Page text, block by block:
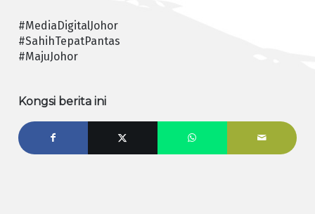
#MediaDigitalJohor
#SahihTepatPantas
#MajuJohor
Kongsi berita ini